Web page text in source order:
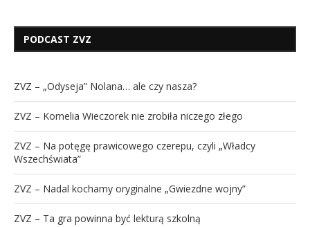
PODCAST ZVZ
ZVZ – „Odyseja” Nolana… ale czy nasza?
ZVZ – Kornelia Wieczorek nie zrobiła niczego złego
ZVZ – Na potęgę prawicowego czerepu, czyli „Władcy
Wszechświata”
ZVZ – Nadal kochamy oryginalne „Gwiezdne wojny”
ZVZ – Ta gra powinna być lekturą szkolną